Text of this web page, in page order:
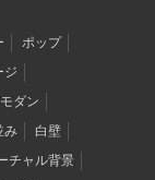
ポップ
ジ
ダン
み
白壁
チャル背景